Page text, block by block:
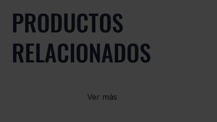
PRODUCTOS
RELACIONADOS
Ver más